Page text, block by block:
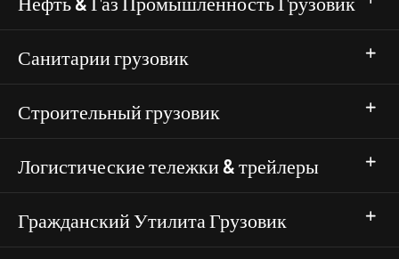
Санитарии грузовик
Строительный грузовик
Логистические тележки & трейлеры
Гражданский Утилита Грузовик